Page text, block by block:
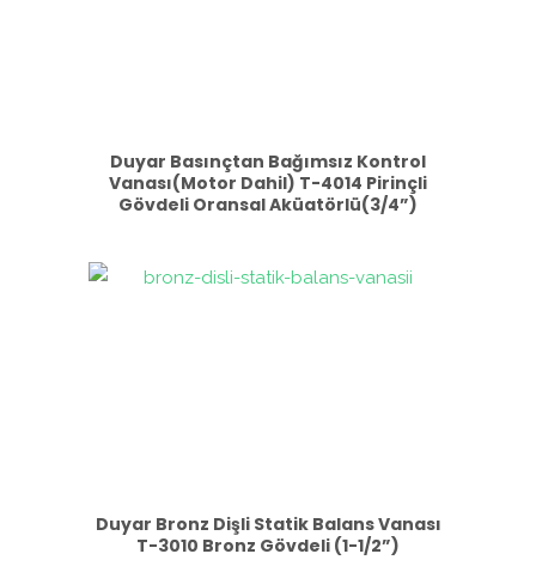
Duyar Basınçtan Bağımsız Kontrol
Vanası(Motor Dahil) T-4014 Pirinçli
Gövdeli Oransal Aküatörlü(3/4”)
Duyar Bronz Dişli Statik Balans Vanası
T-3010 Bronz Gövdeli (1-1/2”)